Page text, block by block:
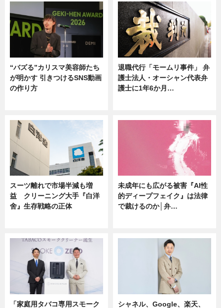
“バズる”カリスマ美容師たち
が明かす 引きつけるSNS動画
の作り方
退職代行「モームリ事件」 弁
護士法人・オーシャン代表弁
護士に1年6か月…
スーツ離れで市場半減も増
益 クリーニング大手『白洋
舍』生存戦略の正体
未成年にも広がる被害『AI性
的ディープフェイク』は法律
で裁けるのか│弁…
「家庭用タバコ専用スモーク
シャネル、Google、楽天、